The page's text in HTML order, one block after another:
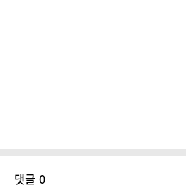
댓글 0